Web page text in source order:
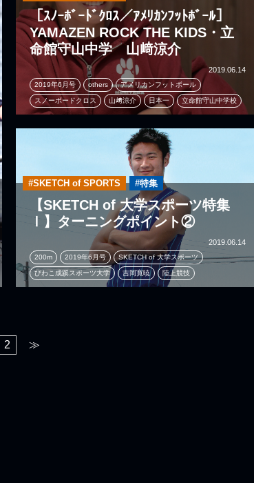
［ｽﾉｰﾎﾞｰﾄﾞｸﾛｽ／ｱﾒﾘｶﾝﾌｯﾄﾎﾞｰﾙ］
YAMAZEN ROCK THE KIDS・立
命館守山中学 山﨑涼介
2019.06.14
2019年6月号 others アメリカンフットボール
スノーボードクロス 山﨑涼介 日本一 立命館守山中学校
#SKETCH of SPORTS #特集
【SKETCH of 大学スポーツ特集
Ⅰ】ターニングポイント②
2019.06.14
200m 2019年6月号 SKETCH of 大学スポーツ
びわこ成蹊スポーツ大学 吉岡寛暁 陸上競技
2 ≫